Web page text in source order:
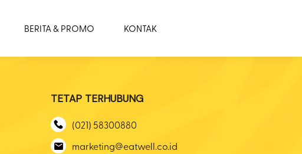
BERITA & PROMO KONTAK
TETAP TERHUBUNG
(021) 58300880
marketing@eatwell.co.id